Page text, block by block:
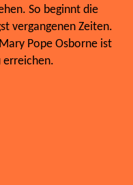
So beginnt die
vergangenen Zeiten.
Pope Osborne ist
erreichen.